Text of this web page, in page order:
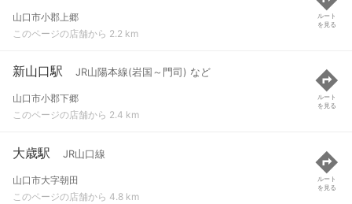
山口市小郡上郷
このページの店舗から 2.2 km
ルート
を見る
新山口駅 JR山陽本線(岩国～門司) など
山口市小郡下郷
このページの店舗から 2.4 km
ルート
を見る
大歳駅 JR山口線
山口市大字朝田
このページの店舗から 4.8 km
ルート
を見る